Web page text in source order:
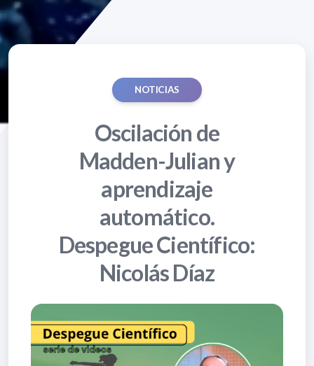
NOTICIAS
Oscilación de
Madden-Julian y
aprendizaje
automático.
Despegue Científico:
Nicolás Díaz